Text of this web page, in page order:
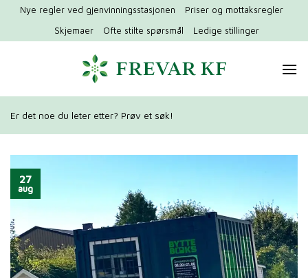
Hopp
innhold
Nye regler ved gjenvinningsstasjonen
Priser og mottaksregler
Skjemaer
Ofte stilte spørsmål Ledige stillinger
Er det noe du leter etter? Prøv et søk!
27
aug